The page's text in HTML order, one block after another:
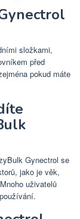
složkami,
před
pokud máte
Gynectrol se
jako je věk,
uživatelů